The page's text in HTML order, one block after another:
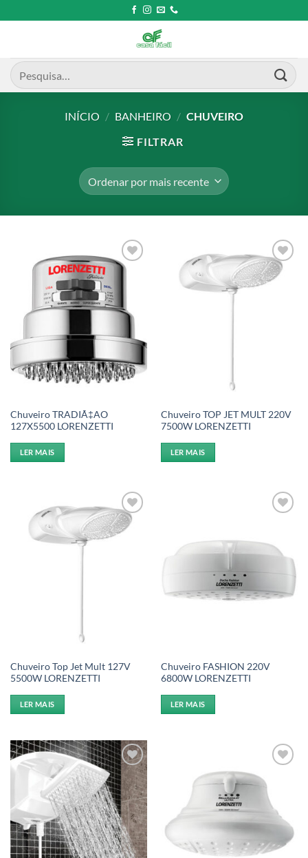
to
Pesquisar
por:
INÍCIO / BANHEIRO / CHUVEIRO
FILTRAR
Add to
Chuveiro TRADIÃ‡AO
127X5500 LORENZETTI
LER MAIS
Add to
wishlist
Chuveiro TOP JET MULT 220V
7500W LORENZETTI
LER MAIS
Add to
wishlist
Chuveiro Top Jet Mult 127V
5500W LORENZETTI
LER MAIS
Chuveiro FASHION 220V
6800W LORENZETTI
LER MAIS
Add to
wishlist
wishlist